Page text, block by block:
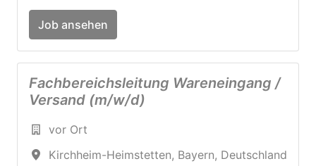
Job ansehen
Fachbereichsleitung Wareneingang /
Versand (m/w/d)
vor Ort
Kirchheim-Heimstetten, Bayern, Deutschland